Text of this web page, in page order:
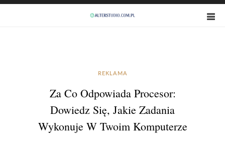
REKLAMA
Za Co Odpowiada Procesor:
Dowiedz Się, Jakie Zadania
Wykonuje W Twoim Komputerze